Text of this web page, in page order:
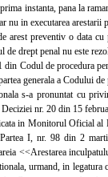
instanta, pana la
nu in executarea arestarii
preventiv o data cu
drept penal nu este
Codul de procedura
generala a Codului de
s-a pronuntat cu
nr. 20 din 15
in Monitorul Oficial
I, nr. 98 din 2
<<Arestarea
urmand, in